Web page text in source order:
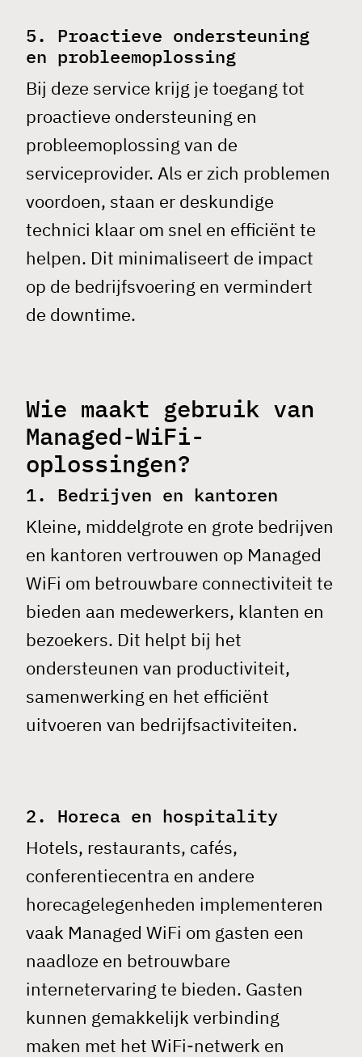
5. Proactieve ondersteuning
en probleemoplossing
Bij deze service krijg je toegang tot
proactieve ondersteuning en
probleemoplossing van de
serviceprovider. Als er zich problemen
voordoen, staan er deskundige
technici klaar om snel en efficiënt te
helpen. Dit minimaliseert de impact
op de bedrijfsvoering en vermindert
de downtime.
Wie maakt gebruik van
Managed-WiFi-
oplossingen?
1. Bedrijven en kantoren
Kleine, middelgrote en grote bedrijven
en kantoren vertrouwen op Managed
WiFi om betrouwbare connectiviteit te
bieden aan medewerkers, klanten en
bezoekers. Dit helpt bij het
ondersteunen van productiviteit,
samenwerking en het efficiënt
uitvoeren van bedrijfsactiviteiten.
2. Horeca en hospitality
Hotels, restaurants, cafés,
conferentiecentra en andere
horecagelegenheden implementeren
vaak Managed WiFi om gasten een
naadloze en betrouwbare
internetervaring te bieden. Gasten
kunnen gemakkelijk verbinding
maken met het WiFi-netwerk en